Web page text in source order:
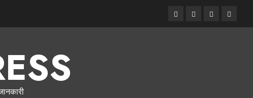
FacebookInstagram
Twitter